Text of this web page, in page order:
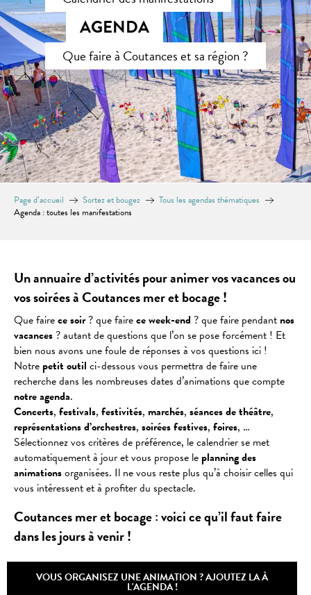
AGENDA
Que faire à Coutances et sa région ?
Page d’accueil Sortez et bougez
Tous les agendas thématiques
Agenda : toutes les manifestations
Un annuaire d’activités pour animer vos vacances ou
vos soirées à Coutances mer et bocage !
Que fairece soir? que fairece week-end ? que faire pendant nos
vacances? autant de questions que l’on se pose forcément ! Et
bien nous avons une foule de réponses à vos questions ici !
Notre petit outil ci-dessous vous permettra de faire une
recherche dans les nombreuses dates d’animations que compte
notre agenda.
Concerts, festivals, festivités, marchés, séancesdethéâtre,
représentationsd’orchestres, soiréesfestives, foires, …
Sélectionnez vos critères de préférence, le calendrier se met
automatiquement à jour et vous propose le planning des
animationsorganisées. Il ne vous reste plus qu’à choisir celles qui
vous intéressent et à profiter du spectacle.
Coutances mer et bocage : voici ce qu’il faut faire
dans les jours à venir !
VOUS ORGANISEZ UNE ANIMATION ? AJOUTEZ LA À
L'AGENDA !